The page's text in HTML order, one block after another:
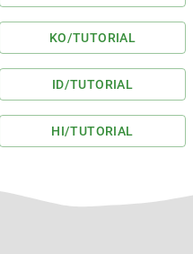
KO/TUTORIAL
ID/TUTORIAL
HI/TUTORIAL